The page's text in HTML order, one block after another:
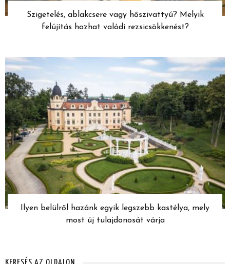
Szigetelés, ablakcsere vagy hőszivattyú? Melyik
felújítás hozhat valódi rezsicsökkenést?
Ilyen belülről hazánk egyik legszebb kastélya, mely
most új tulajdonosát várja